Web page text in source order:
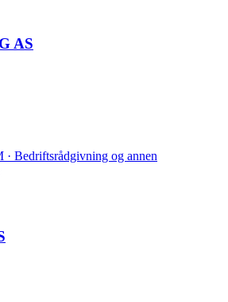
AS
Bedriftsrådgivning og annen